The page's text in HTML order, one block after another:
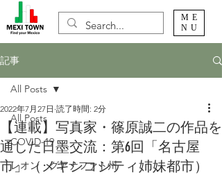
ME
NU
記事
All Posts
COVID-19
レオン・グアナファト州
All Posts
【連載】写真家・篠原誠二の作品を
通した日墨交流：第6回「名古屋
市」（メキシコシティ姉妹都市）
2022年7月27日 読了時間: 2分